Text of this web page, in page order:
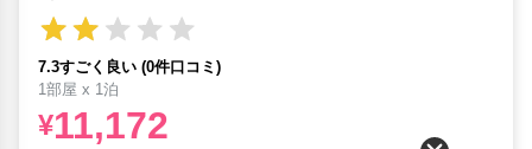
7.3すごく良い (0件口コミ)
1部屋 x 1泊
¥11,172